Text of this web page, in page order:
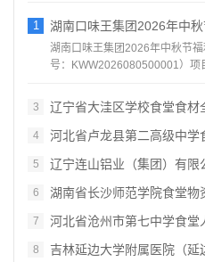
1 湖南口味王集团2026年中
湖南口味王集团2026年中秋节
号：KWW2026080500001）项
3 辽宁省大洼区学校食堂食材
4 河北省卢龙县第二高级中学
5 辽宁连山铝业（集团）有限
6 湖南省长沙师范学院食堂物
7 河北省沧州市第七中学食堂
8 吉林延边大学附属医院（延